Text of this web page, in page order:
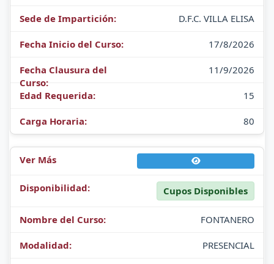
D.F.C. VILLA ELISA
17/8/2026
11/9/2026
15
80
Cupos Disponibles
FONTANERO
PRESENCIAL